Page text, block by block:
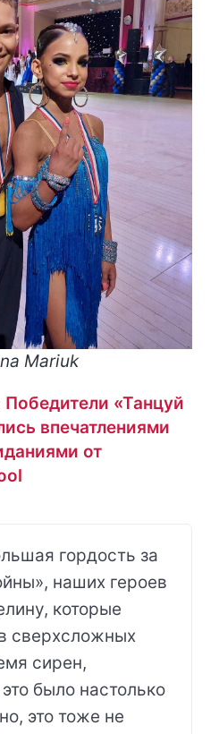
Mariuk
Победители «Танцуй
впечатлениями
от
гордость за
наших героев
которые
сверхсложных
сирен,
было настолько
это тоже не